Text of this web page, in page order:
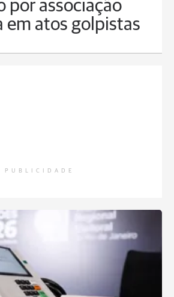
por associação
em atos golpistas
PUBLICIDADE